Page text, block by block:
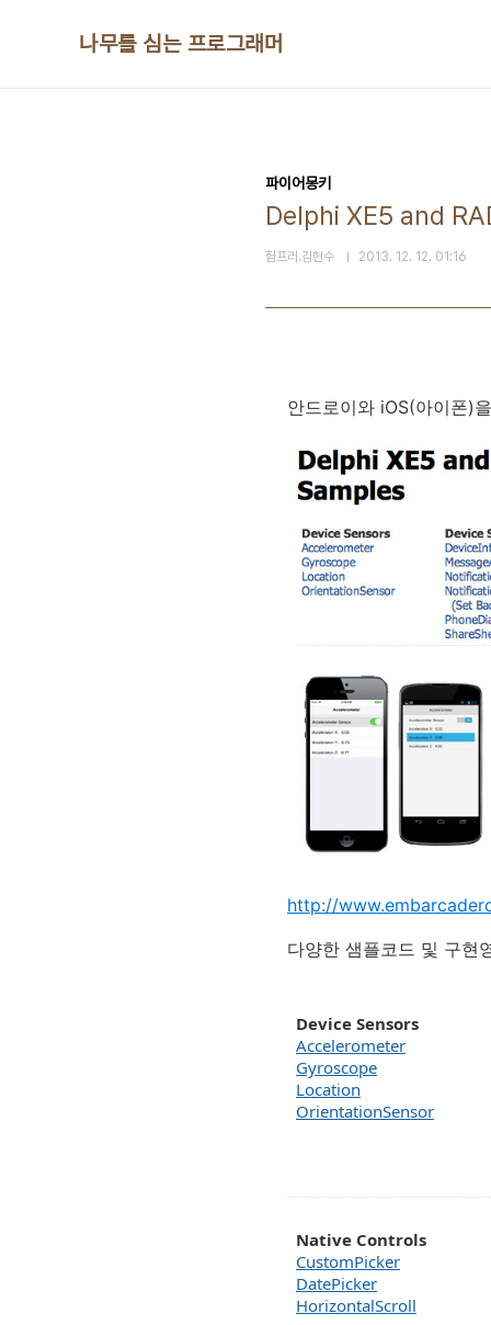
나무를 심는 프로그래머
파이어몽키
Delphi XE5 and
험프리.김현수 2013. 12. 12. 01:16
안드로이와 iOS(아이폰)
http://
다양한 샘플코드 및 구현
Device Sensors
Accelerometer
Gyroscope
Location
OrientationSensor
Native Controls
CustomPicker
DatePicker
HorizontalScroll